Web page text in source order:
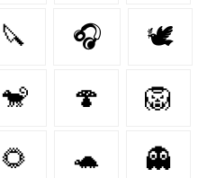
🔪 🎧 🕊️
🐒 🍄 🦁
🌻 🐢 👻